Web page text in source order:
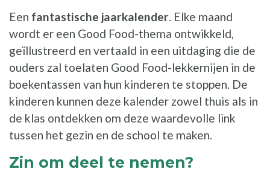
Een fantastische jaarkalender . Elke maand
wordt er een Good Food-thema ontwikkeld,
geïllustreerd en vertaald in een uitdaging die de
ouders zal toelaten Good Food-lekkernijen in de
boekentassen van hun kinderen te stoppen. De
kinderen kunnen deze kalender zowel thuis als in
de klas ontdekken om deze waardevolle link
tussen het gezin en de school te maken.
Zin om deel te nemen?